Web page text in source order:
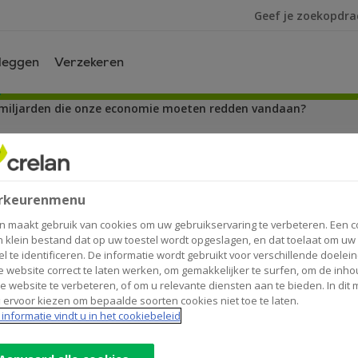
Ik ben op zoek
Verzekeren
die onze economie moeten redden vandaan?
die onze economie
corona, maar de centrale banken beloven
draaien de geldkraan open en
komen deze coronamiljarden vandaan? En
maakt gebruik van cookies om uw gebruikservaring te verbeteren. Een
klein bestand dat op uw toestel wordt opgeslagen, en dat toelaat om uw
te identificeren. De informatie wordt gebruikt voor verschillende
website correct te laten werken, om gemakkelijker te surfen, om de
website te verbeteren, of om u relevante diensten aan te bieden. In dit
ervoor kiezen om bepaalde soorten cookies niet toe te laten.
vindt u in het cookiebeleid